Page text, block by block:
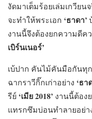
งัดมาเต็มร้อยเล่มเกวียน
จะทำให้พระเอก ‘ธาดา’
งานนี้จึงต้องยกความดีค
เบิร์นเนอร์’
เบ้ปาก คันไม้คันมือกันทุ
ฉากราวีกิ๊กเก่าอย่าง ‘ธา
รีย์ ‘เมีย 2018’ งานนี้ต้อง
แทรกซึมบ่อนทำลายอย่า